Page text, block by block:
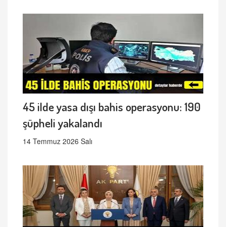
45 ilde yasa dışı bahis operasyonu: 190
şüpheli yakalandı
14 Temmuz 2026 Salı